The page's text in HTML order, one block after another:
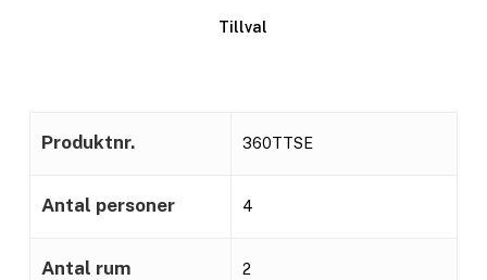
Tillval
Produktnr. 360TTSE
Antal personer 4
Antal rum 2